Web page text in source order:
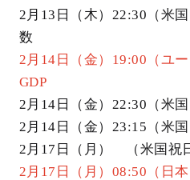
2月13日（木）22:30（米
数
2月14日（金）19:00（ユ
GDP
2月14日（金）22:30（米
2月14日（金）23:15（米
2月17日（月） （米国祝
2月17日（月）08:50（日